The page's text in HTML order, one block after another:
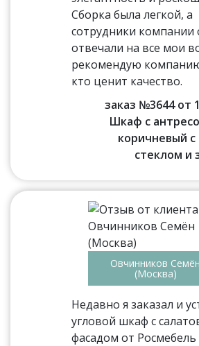
Сборка была легкой, а
сотрудники компании
отвечали на все мои
рекомендую
кто ценит качество.
заказ №3644 от
Шкаф с
коричневый
стеклом и
Овчинников Семён
(Москва)
Недавно я заказал и
угловой шкаф с
фасадом от